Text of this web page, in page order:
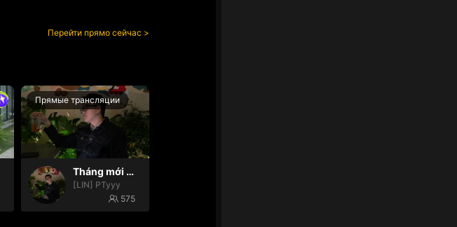
Перейти прямо сейчас
Прямые трансляции
Tháng mới may mắn
[LIN] PTyyy
575